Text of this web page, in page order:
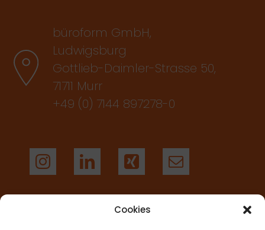
Cookies
büroform GmbH,
Ludwigsburg
Gottlieb-Daimler-Strasse 50,
71711 Murr
+49 (0) 7144 897278-0